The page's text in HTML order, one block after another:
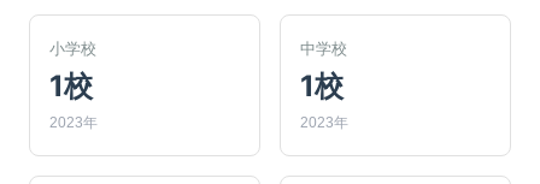
小学校
1校
2023年
中学校
1校
2023年